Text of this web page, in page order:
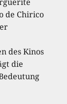
de Chirico
des Kinos
die